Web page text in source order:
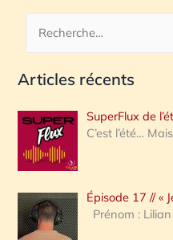
c
e
r
c
h
e
Articles récents
SuperFlux de
C’est l’été… Mais
Épisode 17 // «
Prénom :